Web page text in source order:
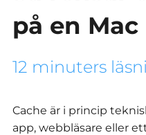
på en Mac
12 minuters
Cache är i princip
app, webbläsare eller